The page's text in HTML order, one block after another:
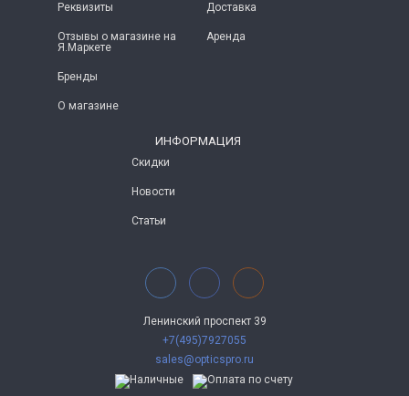
Реквизиты
Отзывы о магазине на
Я.Маркете
Бренды
О магазине
Доставка
Аренда
ИНФОРМАЦИЯ
Скидки
Новости
Статьи
Ленинский проспект 39
+7(495)7927055
sales@opticspro.ru